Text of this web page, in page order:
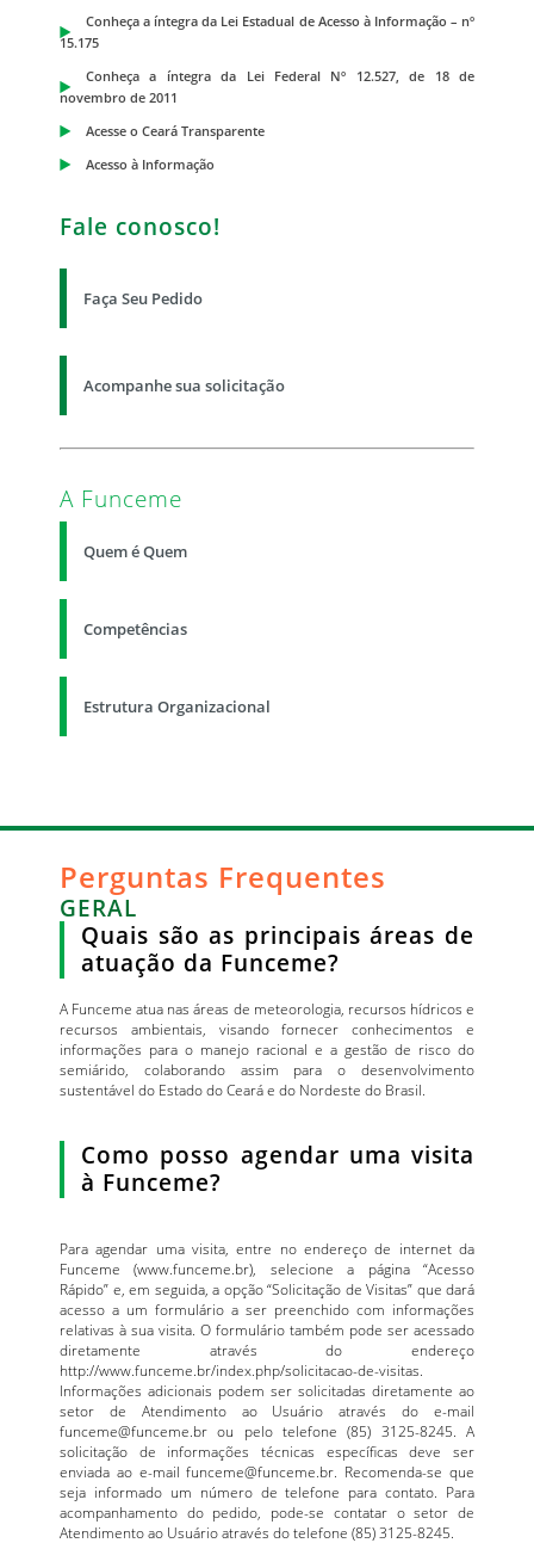
Conheça a íntegra da Lei Estadual de Acesso à Informação – nº
15.175
Conheça a íntegra da Lei Federal Nº 12.527, de 18 de
novembro de 2011
Acesse o Ceará Transparente
Acesso à Informação
Fale conosco!
Faça Seu Pedido
Acompanhe sua solicitação
A Funceme
Quem é Quem
Competências
Estrutura Organizacional
Perguntas Frequentes
GERAL
Quais são as principais áreas de
atuação da Funceme?
A Funceme atua nas áreas de meteorologia, recursos hídricos e
recursos ambientais, visando fornecer conhecimentos e
informações para o manejo racional e a gestão de risco do
semiárido, colaborando assim para o desenvolvimento
sustentável do Estado do Ceará e do Nordeste do Brasil.
Como posso agendar uma visita
à Funceme?
Para agendar uma visita, entre no endereço de internet da
Funceme (www.funceme.br), selecione a página “Acesso
Rápido” e, em seguida, a opção “Solicitação de Visitas” que dará
acesso a um formulário a ser preenchido com informações
relativas à sua visita. O formulário também pode ser acessado
diretamente através do endereço
http://www.funceme.br/index.php/solicitacao-de-visitas.
Informações adicionais podem ser solicitadas diretamente ao
setor de Atendimento ao Usuário através do e-mail
funceme@funceme.br ou pelo telefone (85) 3125-8245. A
solicitação de informações técnicas específicas deve ser
enviada ao e-mail funceme@funceme.br. Recomenda-se que
seja informado um número de telefone para contato. Para
acompanhamento do pedido, pode-se contatar o setor de
Atendimento ao Usuário através do telefone (85) 3125-8245.